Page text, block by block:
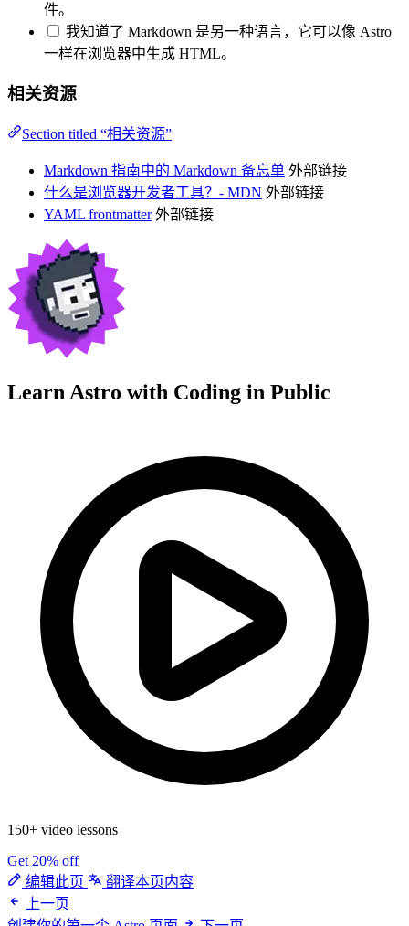
件。
我知道了 Markdown 是另一种语言，它可以像 Astro
一样在浏览器中生成 HTML。
相关资源
Section titled “相关资源”
Markdown 指南中的 Markdown 备忘单 外部链接
什么是浏览器开发者工具？- MDN 外部链接
YAML frontmatter 外部链接
Learn Astro with Coding in Public
150+ video lessons
Get 20% off
编辑此页
翻译本页内容
上一页